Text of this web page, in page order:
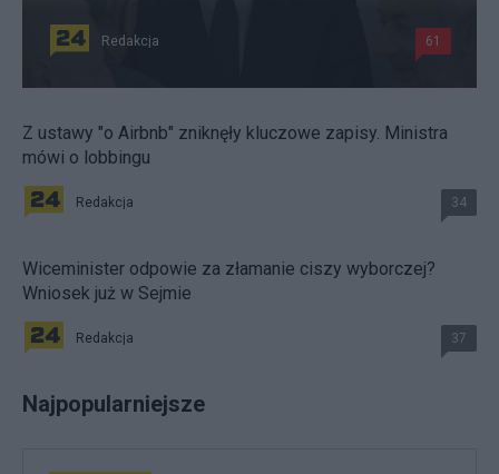
Redakcja 61
Z ustawy "o Airbnb" zniknęły kluczowe zapisy. Ministra
mówi o lobbingu
Redakcja 34
Wiceminister odpowie za złamanie ciszy wyborczej?
Wniosek już w Sejmie
Redakcja 37
Najpopularniejsze